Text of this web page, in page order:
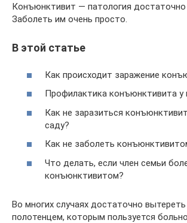
Конъюнктивит — патология достаточно
Заболеть им очень просто.
В этой статье
Как происходит заражение
Профилактика конъюнктивита у
Как не заразиться
саду?
Как не заболеть
Что делать, если член семьи
конъюнктивитом?
Во многих случаях достаточно
полотенцем, которым пользуется